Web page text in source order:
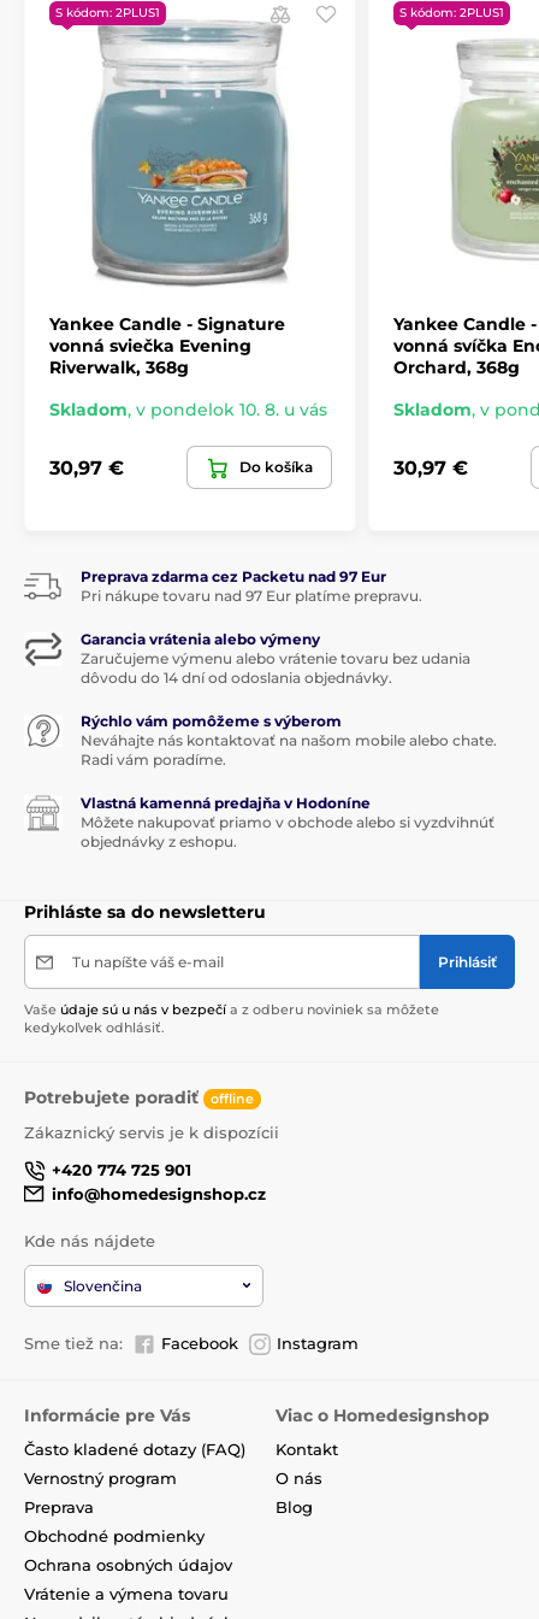
S kódom: 2PLUS1
Yankee Candle - Signature
vonná sviečka Evening
Riverwalk, 368g
Skladom, v pondelok 10. 8. u vás
30,97 € Do košíka
S kódom: 2PLUS1
Yankee Candle
vonná svíčka
Orchard, 368g
Skladom, v
30,97 €
Preprava zdarma cez Packetu nad 97 Eur
Pri nákupe tovaru nad 97 Eur platíme prepravu.
Garancia vrátenia alebo výmeny
Zaručujeme výmenu alebo vrátenie tovaru bez udania
dôvodu do 14 dní od odoslania objednávky.
Rýchlo vám pomôžeme s výberom
Neváhajte nás kontaktovať na našom mobile alebo chate.
Radi vám poradíme.
Vlastná kamenná predajňa v Hodoníne
Môžete nakupovať priamo v obchode alebo si vyzdvihnúť
objednávky z eshopu.
Prihláste sa do newsletteru
Tu napíšte váš e-mail Prihlásiť
Vaše údaje sú u nás v bezpečí a z odberu noviniek sa môžete
kedykoľvek odhlásiť.
Potrebujete poradiť offline
Zákaznický servis je k dispozícii
+420 774 725 901
info@homedesignshop.cz
Kde nás nájdete
Slovenčina
Sme tiež na: Facebook Instagram
Informácie pre Vás
Často kladené dotazy (FAQ)
Vernostný program
Preprava
Obchodné podmienky
Ochrana osobných údajov
Vrátenie a výmena tovaru
Viac o Homedesignshop
Kontakt
O nás
Blog